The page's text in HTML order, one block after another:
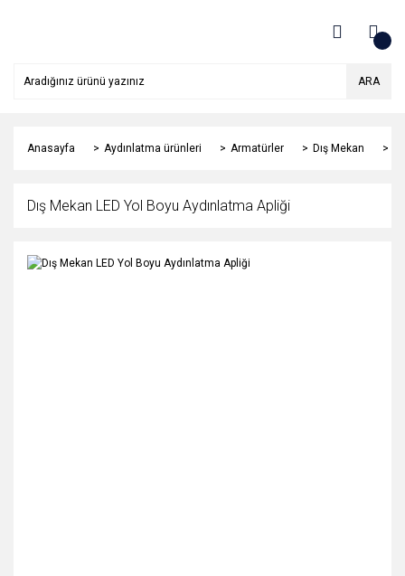
ARA
Anasayfa Aydınlatma ürünleri Armatürler Dış Mekan
Dış Mekan LED Yol Boyu Aydınlatma Apliği